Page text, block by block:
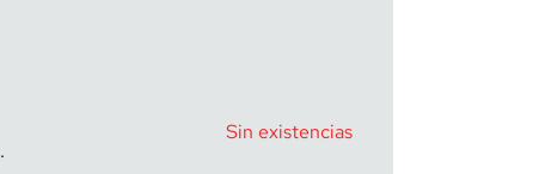
Sin existencias